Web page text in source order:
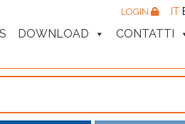
DOWNLOAD CONTATTI
LOGIN IT